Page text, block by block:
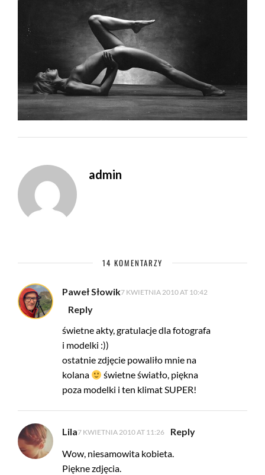
admin
14 KOMENTARZY
Paweł Słowik7 KWIETNIA 2010 AT 10:42
Reply
świetne akty, gratulacje dla fotografa
i modelki :))
ostatnie zdjęcie powaliło mnie na
kolana
świetne światło, piękna
poza modelki i ten klimat SUPER!
Lila7 KWIETNIA 2010 AT 11:26
Reply
Wow, niesamowita kobieta.
Piękne zdjęcia.